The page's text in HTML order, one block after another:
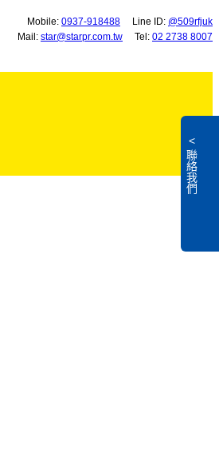
Mobile: 0937-918488 Line ID: @509rfjuk
Mail: star@starpr.com.tw Tel: 02 2738 8007
<
聯絡我們